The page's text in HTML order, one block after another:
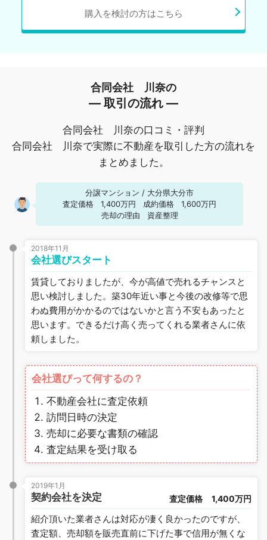
購入を検討の方はこちら
合同会社 川奈の
― 取引の流れ ―
合同会社 川奈の口コミ・評判
合同会社 川奈で実際に不動産を取引した方の流れを
まとめました。
分譲マンション / 大分県大分市
査定価格
1,400万円 成約価格
1,600万円
売却の理由
資産整理
2018年11月
会社選びスタート
賃貸しておりましたが、今が高値で売れるチャンスと
思い検討しました。築30年近い事と今後の改修等で思
わぬ費用がかかるのではないかと言う不安もあったと
思います。できるだけ高く売ってくれる業者さんに依
頼しました。
会社選びって何するの？
不動産会社に査定依頼
訪問日時の決定
売却に必要な書類の確認
査定結果を受け取る
2019年1月
契約会社を決定 査定価格 1,400万円
紹介頂いた業者さんは対応が凄く良かったのですが、
査定額、売却額を販売直前に下げた事で信用が無くな